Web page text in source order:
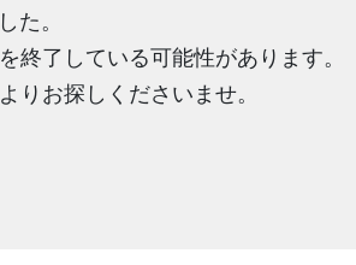
た。
了している可能性があります。
お探しくださいませ。